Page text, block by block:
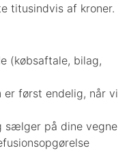
titusindvis af kroner.
(købsaftale, bilag,
er først endelig, når vi
sælger på dine vegne